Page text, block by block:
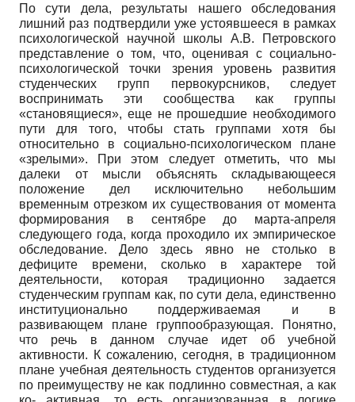
По сути дела, результаты нашего обследования
лишний раз подтвердили уже устоявшееся в рамках
психологической научной школы А.В. Петровского
представление о том, что, оценивая с социально-
психологической точки зрения уровень развития
студенческих групп первокурсников, следует
воспринимать эти сообщества как группы
«становящиеся», еще не прошедшие необходимого
пути для того, чтобы стать группами хотя бы
относительно в социально-психологическом плане
«зрелыми». При этом следует отметить, что мы
далеки от мысли объяснять складывающееся
положение дел исключительно небольшим
временным отрезком их существования от момента
формирования в сентябре до марта-апреля
следующего года, когда проходило их эмпирическое
обследование. Дело здесь явно не столько в
дефиците времени, сколько в характере той
деятельности, которая традиционно задается
студенческим группам как, по сути дела, единственно
институционально поддерживаемая и в
развивающем плане группо­образующая. Понятно,
что речь в данном случае идет об учебной
активности. К сожалению, сегодня, в традиционном
плане учебная деятельность студентов организуется
по преимуществу не как подлинно совместная, а как